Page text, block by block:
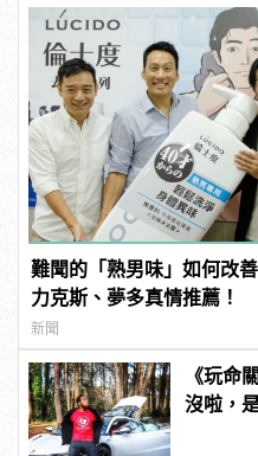
難聞的「熟男味」如何改
力克斯、夢多真情推薦！
新聞
《玩命
沒啦，